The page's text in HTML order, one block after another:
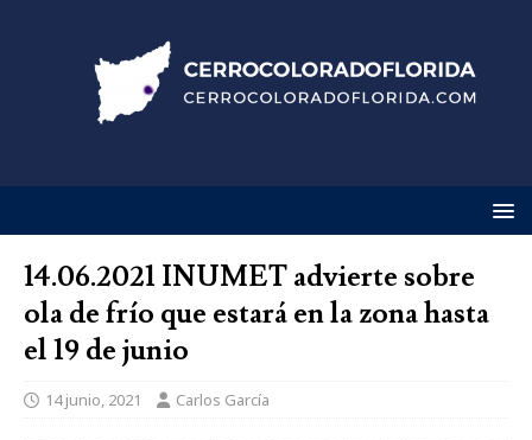
14.06.2021 INUMET advierte sobre
ola de frío que estará en la zona hasta
el 19 de junio
14 junio, 2021 Carlos García